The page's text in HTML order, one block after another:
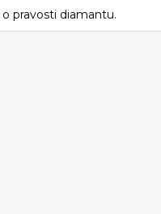
o pravosti diamantu.